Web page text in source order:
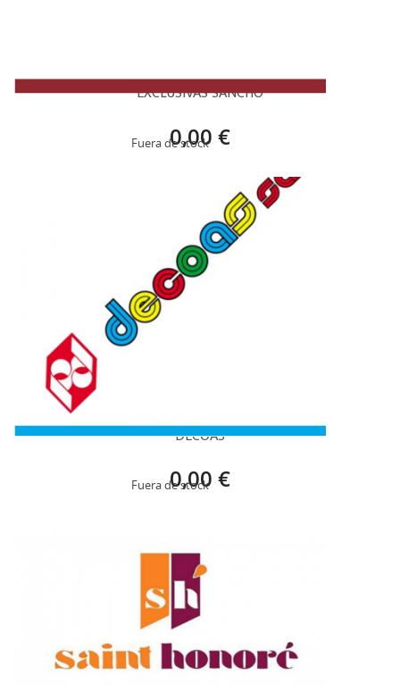
Fuera de stock
EXCLUSIVAS SANCHO
0,00 €
Fuera de stock
DECOAS
0,00 €